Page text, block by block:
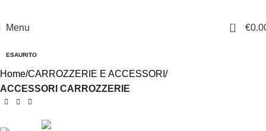
Menu 0 €
ESAURITO
Home CARROZZERIE E ACCESSORI
ACCESSORI CARROZZERIE